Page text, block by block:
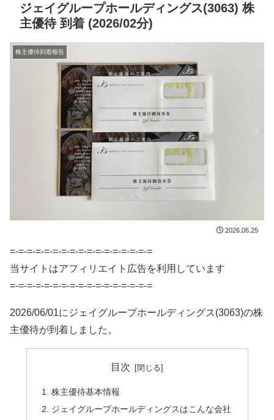
ジェイグループホールディングス(3063) 株
主優待 到着 (2026/02分)
株主優待到着報告
2026.06.25
=-=-=-=-=-=-=-=-=-=-=-=-=-=-=-=-=
当サイトはアフィリエイト広告を利用しています
=-=-=-=-=-=-=-=-=-=-=-=-=-=-=-=-=
2026/06/01にジェイグループホールディングス(3063)の株
主優待が到着しました。
目次
株主優待基本情報
ジェイグループホールディングスはこんな会社